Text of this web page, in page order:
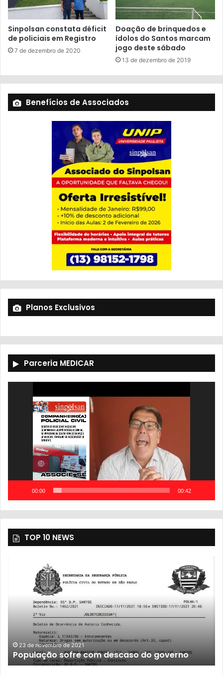
Sinpolsan constata déficit
de policiais em Registro
7 de dezembro de 2020
Doação de brinquedos e
ídolos do Santos marcam
jogo deste sábado
13 de dezembro de 2019
Benefícios de Associados
Planos Exclusivos
Parceria MEDICAR
00:00 00:42
TOP 10 NEWS
23 de novembro de 2021
População sofre com descaso do governo